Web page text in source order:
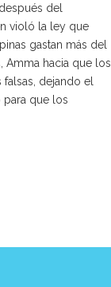
del
violó la ley que
gastan más del
Amma hacia que los
dejando el
que los